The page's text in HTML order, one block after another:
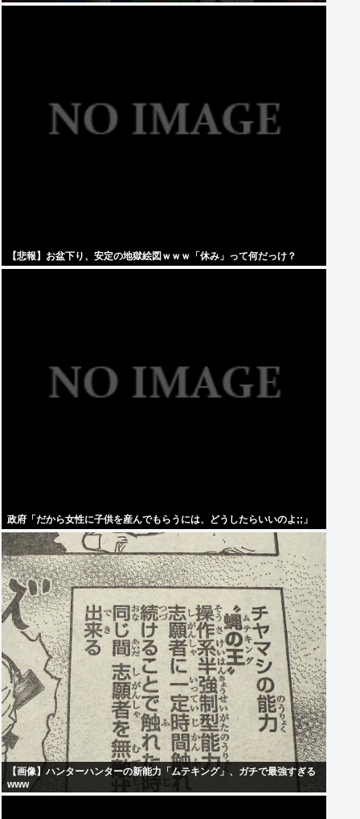
【悲報】お盆下り、安定の地獄絵図ｗｗｗ「休み」って何だっけ？
政府「だから女性に子供を産んでもらうには、どうしたらいいのよ;;」
【画像】ハンターハンターの新能力「ムテキング」、ガチで最強すぎる
www